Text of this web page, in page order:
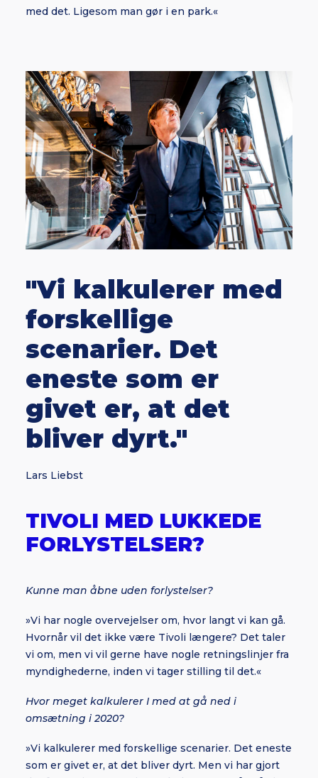
med det. Ligesom man gør i en park.«
"Vi kalkulerer med
forskellige
scenarier. Det
eneste som er
givet er, at det
bliver dyrt."
Lars Liebst
TIVOLI MED LUKKEDE
FORLYSTELSER?
Kunne man åbne uden forlystelser?
»Vi har nogle overvejelser om, hvor langt vi kan gå.
Hvornår vil det ikke være Tivoli længere? Det taler
vi om, men vi vil gerne have nogle retningslinjer fra
myndighederne, inden vi tager stilling til det.«
Hvor meget kalkulerer I med at gå ned i
omsætning i 2020?
»Vi kalkulerer med forskellige scenarier. Det eneste
som er givet er, at det bliver dyrt. Men vi har gjort